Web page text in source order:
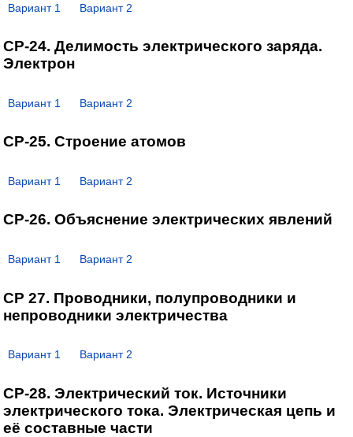
Вариант 1 Вариант 2
СР-24. Делимость электрического заряда.
Электрон
Вариант 1 Вариант 2
СР-25. Строение атомов
Вариант 1 Вариант 2
СР-26. Объяснение электрических явлений
Вариант 1 Вариант 2
СР 27. Проводники, полупроводники и
непроводники электричества
Вариант 1 Вариант 2
СР-28. Электрический ток. Источники
электрического тока. Электрическая цепь и
её составные части